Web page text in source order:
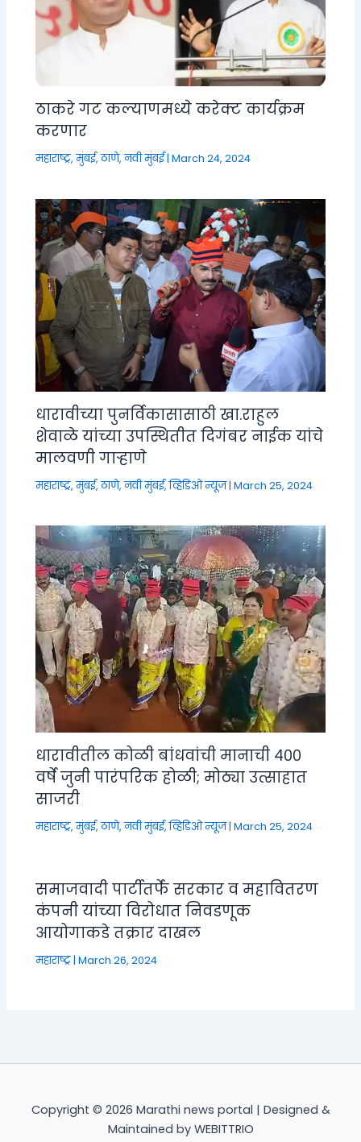
ठाकरे गट कल्याणमध्ये करेक्ट कार्यक्रम
करणार
महाराष्ट्र,मुंबई, ठाणे, नवी मुंबई|March 24, 2024
धारावीच्या पुनर्विकासासाठी खा.राहुल
शेवाळे यांच्या उपस्थितीत दिगंबर नाईक यांचे
मालवणी गाऱ्हाणे
महाराष्ट्र,मुंबई, ठाणे, नवी मुंबई,व्हिडिओ न्यूज|March 25, 2024
धारावीतील कोळी बांधवांची मानाची ४००
वर्षे जुनी पारंपरिक होळी; मोठ्या उत्साहात
साजरी
महाराष्ट्र,मुंबई, ठाणे, नवी मुंबई,व्हिडिओ न्यूज|March 25, 2024
समाजवादी पार्टीतर्फे सरकार व महावितरण
कंपनी यांच्या विरोधात निवडणूक
आयोगाकडे तक्रार दाखल
महाराष्ट्र|March 26, 2024
Copyright © 2026 Marathi news portal | Designed &
Maintained by WEBITTRIO